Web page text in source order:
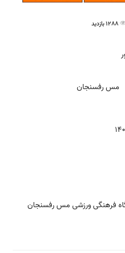
مس رفسنجان
فرهنگی ورزشی مس رفسنجان